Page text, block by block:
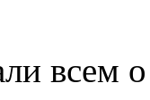
всем